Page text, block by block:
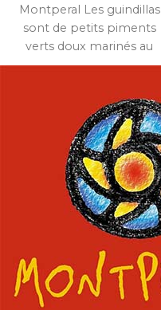
Montperal Les guindillas
sont de petits piments
verts doux marinés au
vinaigre, un classique de